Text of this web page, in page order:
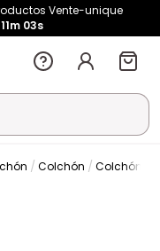
Vente-unique
11m 03s
Colchón Colchón